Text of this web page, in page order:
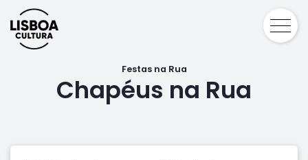
Festas na Rua
Chapéus na Rua